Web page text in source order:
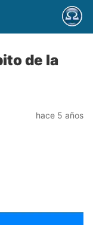
de la
hace 5 años